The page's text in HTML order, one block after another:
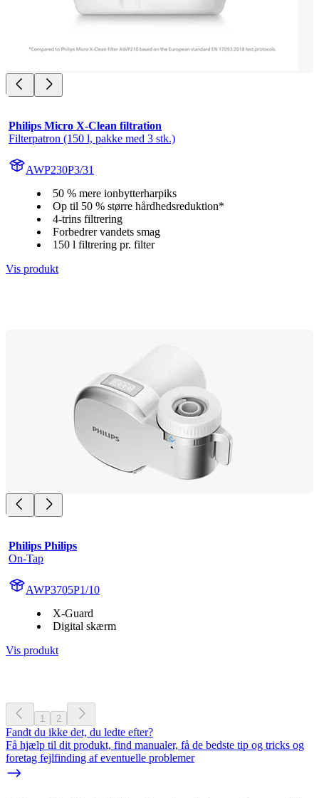
Philips Micro X-Clean filtration
Filterpatron (150 l, pakke med 3 stk.)
AWP230P3/31
50 % mere ionbytterharpiks
Op til 50 % større hårdhedsreduktion*
4-trins filtrering
Forbedrer vandets smag
150 l filtrering pr. filter
Vis produkt
Philips Philips
On-Tap
AWP3705P1/10
X-Guard
Digital skærm
Vis produkt
1 2
Fandt du ikke det, du ledte efter?
Få hjælp til dit produkt, find manualer, få de bedste tip og tricks og
foretag fejlfinding af eventuelle problemer